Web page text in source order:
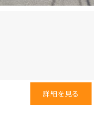
詳細を見る